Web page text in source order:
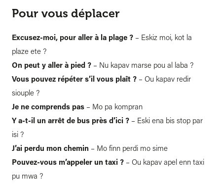
Pour vous déplacer
Excusez-moi, pour aller à la plage ? – Eskiz moi, kot la
plaze ete ?
On peut y aller à pied ? – Nu kapav marse pou al laba ?
Vous pouvez répéter s’il vous plaît ? – Ou kapav redir
siouple ?
Je ne comprends pas – Mo pa kompran
Y a-t-il un arrêt de bus près d’ici ? – Eski ena bis stop par
isi ?
J’ai perdu mon chemin – Mo finn perdi mo sime
Pouvez-vous m’appeler un taxi ? – Ou kapav apel enn taxi
pu mwa ?